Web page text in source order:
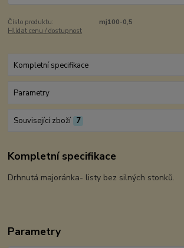
Číslo produktu:
mj100-0,5
Hlídat cenu / dostupnost
Kompletní specifikace
Parametry
Související zboží 7
Kompletní specifikace
Drhnutá majoránka- listy bez silných stonků.
Parametry